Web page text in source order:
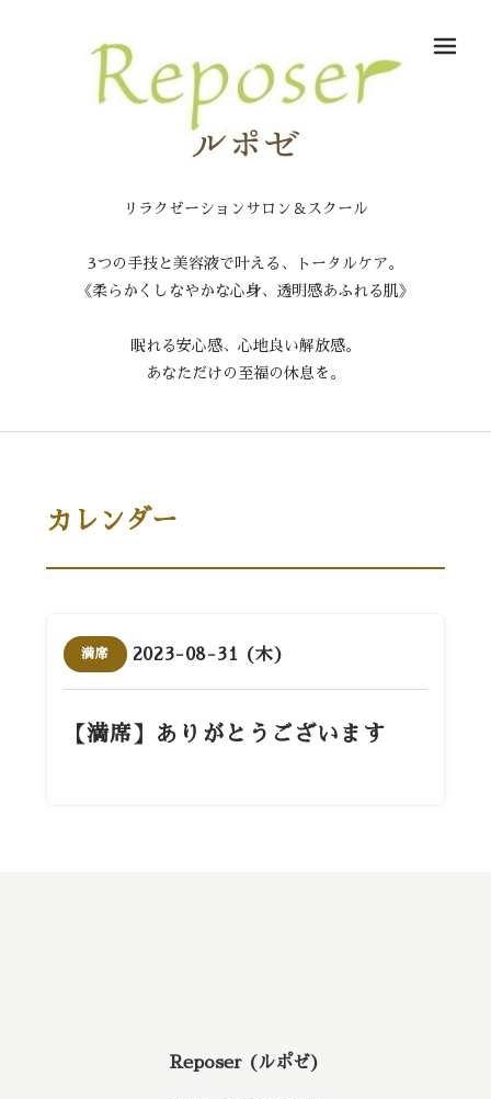
リラクゼーションサロン＆スクール
3つの手技と美容液で叶える、トータルケア。
《柔らかくしなやかな心身、透明感あふれる肌》
眠れる安心感、心地良い解放感。
あなただけの至福の休息を。
カレンダー
満席 2023-08-31 (木)
【満席】ありがとうございます
Reposer (ルポゼ)